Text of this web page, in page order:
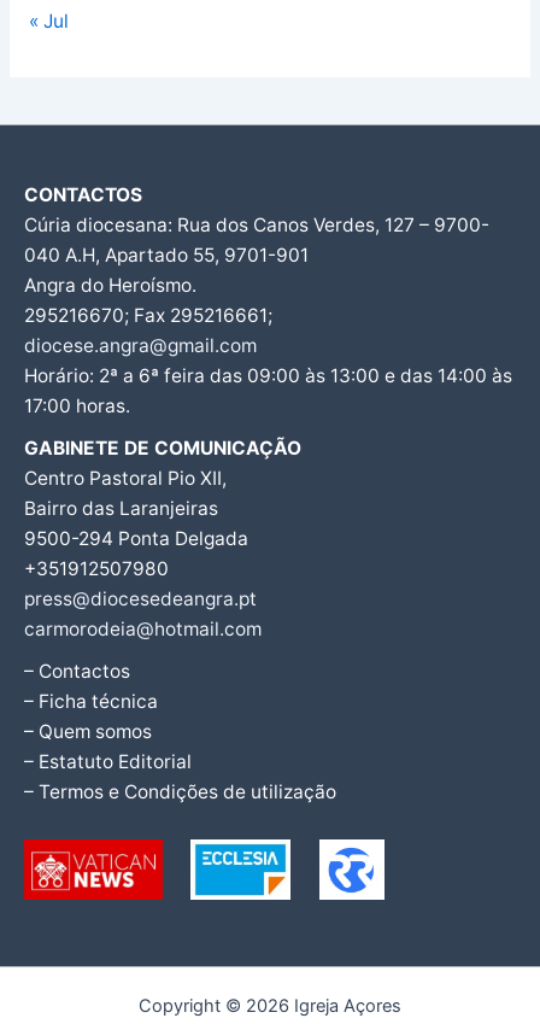
« Jul
CONTACTOS
Cúria diocesana: Rua dos Canos Verdes, 127 – 9700-
040 A.H, Apartado 55, 9701-901
Angra do Heroísmo.
295216670; Fax 295216661;
diocese.angra@gmail.com
Horário: 2ª a 6ª feira das 09:00 às 13:00 e das 14:00 às
17:00 horas.
GABINETE DE COMUNICAÇÃO
Centro Pastoral Pio XII,
Bairro das Laranjeiras
9500-294 Ponta Delgada
+351912507980
press@diocesedeangra.pt
carmorodeia@hotmail.com
– Contactos
– Ficha técnica
– Quem somos
– Estatuto Editorial
– Termos e Condições de utilização
Copyright © 2026 Igreja Açores